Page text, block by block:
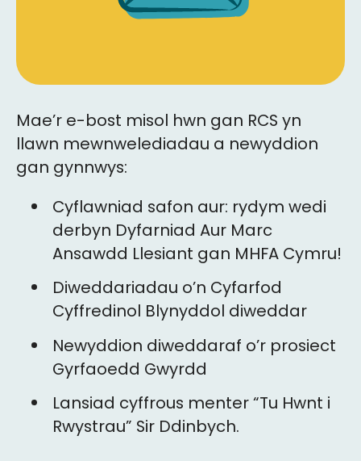
Mae’r e-bost misol hwn gan RCS yn
llawn mewnwelediadau a newyddion
gan gynnwys:
Cyflawniad safon aur: rydym wedi
derbyn Dyfarniad Aur Marc
Ansawdd Llesiant gan MHFA Cymru!
Diweddariadau o’n Cyfarfod
Cyffredinol Blynyddol diweddar
Newyddion diweddaraf o’r prosiect
Gyrfaoedd Gwyrdd
Lansiad cyffrous menter “Tu Hwnt i
Rwystrau” Sir Ddinbych.